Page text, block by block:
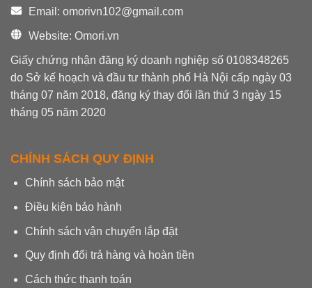
Email: omorivn102@gmail.com
Website: Omori.vn
Giấy chứng nhận đăng ký doanh nghiệp số 0108348265
do Sở kế hoạch và đầu tư thành phố Hà Nội cấp ngày 03
tháng 07 năm 2018, đăng ký thay đổi lần thứ 3 ngày 15
tháng 05 năm 2020
CHÍNH SÁCH QUY ĐỊNH
Chính sách bảo mật
Điều kiện bảo hành
Chính sách vận chuyển lắp đặt
Quy định đổi trả hàng và hoàn tiền
Cách thức thanh toán